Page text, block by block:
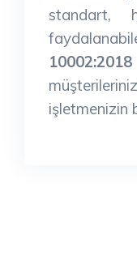
standart,
işletmenizin